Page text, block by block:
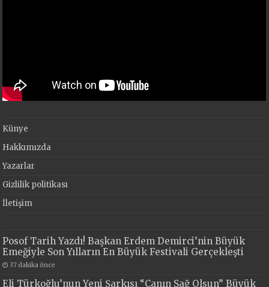
Künye
Hakkımızda
Yazarlar
Gizlilik politikası
İletişim
Posof Tarih Yazdı! Başkan Erdem Demirci’nin Büyük
Emeğiyle Son Yılların En Büyük Festivali Gerçekleşti
37 dakika önce
Eli Türkoğlu’nun Yeni Şarkısı “Canın Sağ Olsun” Büyük